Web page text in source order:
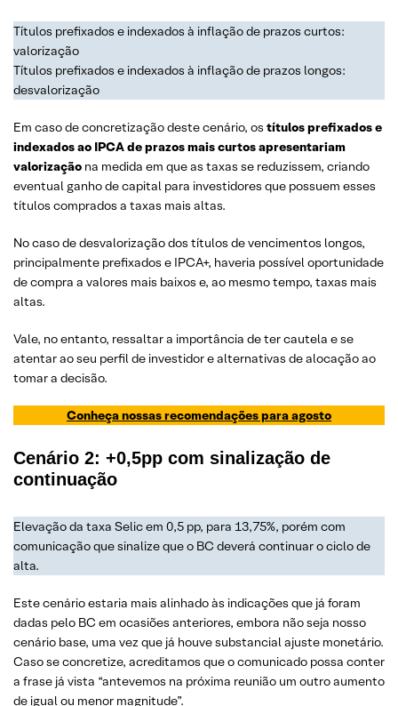
Títulos prefixados e indexados à inflação de prazos curtos:
valorização
Títulos prefixados e indexados à inflação de prazos longos:
desvalorização
Em caso de concretização deste cenário, os títulos prefixados e
indexados ao IPCAde prazos mais curtos apresentariam
valorização na medida em que as taxas se reduzissem, criando
eventual ganho de capital para investidores que possuem esses
títulos comprados a taxas mais altas.
No caso de desvalorização dos títulos de vencimentos longos,
principalmente prefixados e IPCA+, haveria possível oportunidade
de compra a valores mais baixos e, ao mesmo tempo, taxas mais
altas.
Vale, no entanto, ressaltar a importância de ter cautela e se
atentar ao seu perfil de investidor e alternativas de alocação ao
tomar a decisão.
Conheça nossas recomendações para agosto
Cenário 2: +0,5pp com sinalização de
continuação
Elevação da taxa Selic em 0,5 pp, para 13,75%, porém com
comunicação que sinalize que o BC deverá continuar o ciclo de
alta.
Este cenário estaria mais alinhado às indicações que já foram
dadas pelo BC em ocasiões anteriores, embora não seja nosso
cenário base, uma vez que já houve substancial ajuste monetário.
Caso se concretize, acreditamos que o comunicado possa conter
a frase já vista “antevemos na próxima reunião um outro aumento
de igual ou menor magnitude”.